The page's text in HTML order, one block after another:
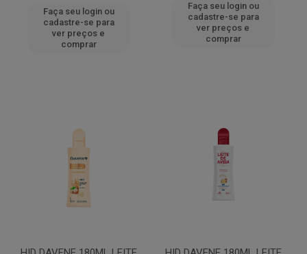
Faça seu login ou
cadastre-se para
ver preços e
comprar
Faça seu login ou
cadastre-se para
ver preços e
comprar